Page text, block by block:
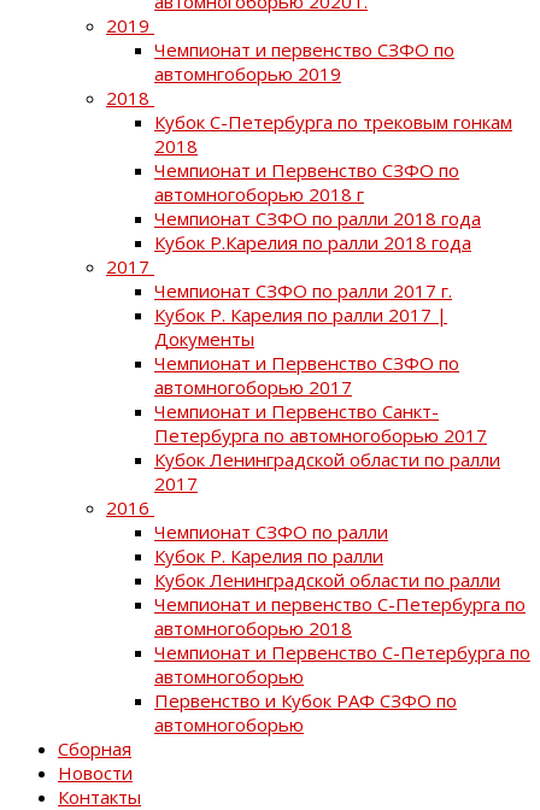
2019
Чемпионат и первенство СЗФО по
автомнгоборью 2019
2018
Кубок С-Петербурга по трековым гонкам
2018
Чемпионат и Первенство СЗФО по
автомногоборью 2018 г
Чемпионат СЗФО по ралли 2018 года
Кубок Р.Карелия по ралли 2018 года
2017
Чемпионат СЗФО по ралли 2017 г.
Кубок Р. Карелия по ралли 2017 |
Документы
Чемпионат и Первенство СЗФО по
автомногоборью 2017
Чемпионат и Первенство Санкт-
Петербурга по автомногоборью 2017
Кубок Ленинградской области по ралли
2017
2016
Чемпионат СЗФО по ралли
Кубок Р. Карелия по ралли
Кубок Ленинградской области по ралли
Чемпионат и первенство С-Петербурга по
автомногоборью 2018
Чемпионат и Первенство С-Петербурга по
автомногоборью
Первенство и Кубок РАФ СЗФО по
автомногоборью
Сборная
Новости
Контакты